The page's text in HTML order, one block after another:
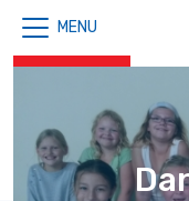
MENU